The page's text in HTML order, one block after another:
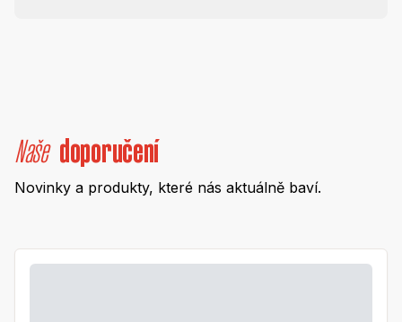
Naše doporučení
Novinky a produkty, které nás aktuálně baví.